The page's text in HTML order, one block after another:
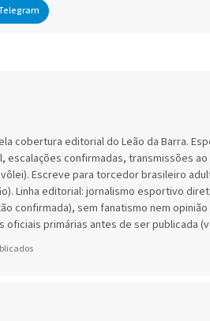
cobertura editorial do Leão da Barra.
escalações confirmadas, transmissões
Escreve para torcedor brasileiro
Linha editorial: jornalismo esportivo
confirmada), sem fanatismo nem
primárias antes de ser publicada